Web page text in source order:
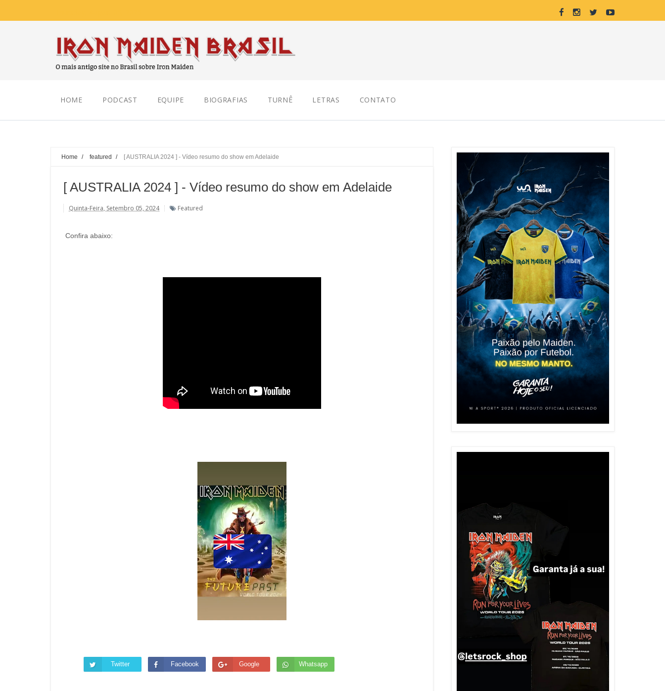
HOME PODCAST EQUIPE BIOGRAFIAS TURNÊ LETRAS CONTATO
Home / featured / [ AUSTRALIA 2024 ] - Vídeo resumo do show em Adelaide
[ AUSTRALIA 2024 ] - Vídeo resumo do show em Adelaide
Quinta-Feira, Setembro 05, 2024 Featured
Confira abaixo:
Twitter Facebook Google Whatsapp